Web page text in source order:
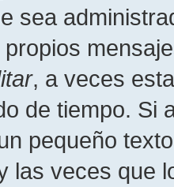
sea
, a veces
de tiempo. Si
pequeño
las veces que